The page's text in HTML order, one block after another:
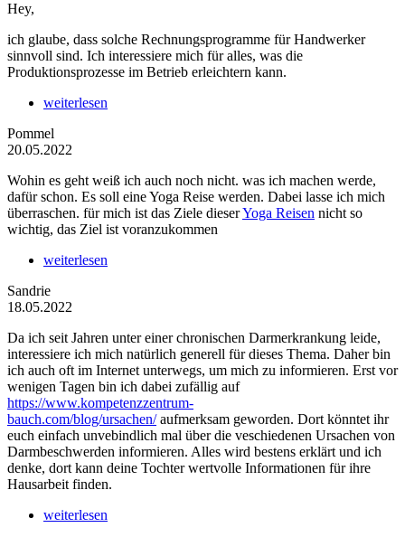
Hey,
ich glaube, dass solche Rechnungsprogramme für Handwerker
sinnvoll sind. Ich interessiere mich für alles, was die
Produktionsprozesse im Betrieb erleichtern kann.
weiterlesen
Pommel
20.05.2022
Wohin es geht weiß ich auch noch nicht. was ich machen werde,
dafür schon. Es soll eine Yoga Reise werden. Dabei lasse ich mich
überraschen. für mich ist das Ziele dieserYoga Reisen nicht so
wichtig, das Ziel ist voranzukommen
weiterlesen
Sandrie
18.05.2022
Da ich seit Jahren unter einer chronischen Darmerkrankung leide,
interessiere ich mich natürlich generell für dieses Thema. Daher bin
ich auch oft im Internet unterwegs, um mich zu informieren. Erst vor
wenigen Tagen bin ich dabei zufällig auf
https://www.kompetenzzentrum-
bauch.com/blog/ursachen/aufmerksam geworden. Dort könntet ihr
euch einfach unvebindlich mal über die veschiedenen Ursachen von
Darmbeschwerden informieren. Alles wird bestens erklärt und ich
denke, dort kann deine Tochter wertvolle Informationen für ihre
Hausarbeit finden.
weiterlesen